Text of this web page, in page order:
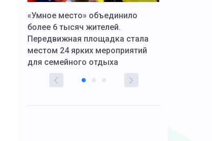
«Умное место» объединило
более 6 тысяч жителей.
Передвижная площадка стала
местом 24 ярких мероприятий
для семейного отдыха